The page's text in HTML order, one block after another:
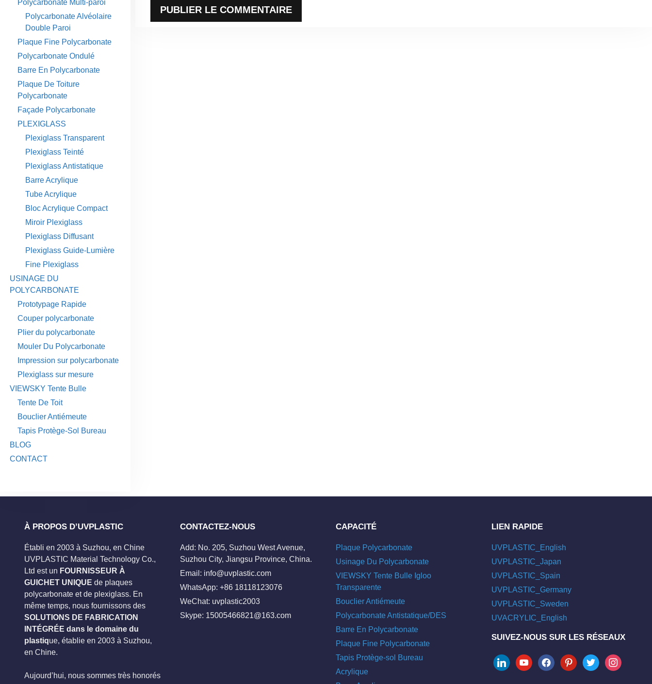
Polycarbonate Multi-paroi
Polycarbonate Alvéolaire
Double Paroi
Plaque Fine Polycarbonate
Polycarbonate Ondulé
Barre En Polycarbonate
Plaque De Toiture
Polycarbonate
Façade Polycarbonate
PLEXIGLASS
Plexiglass Transparent
Plexiglass Teinté
Plexiglass Antistatique
Barre Acrylique
Tube Acrylique
Bloc Acrylique Compact
Miroir Plexiglass
Plexiglass Diffusant
Plexiglass Guide-Lumière
Fine Plexiglass
USINAGE DU
POLYCARBONATE
Prototypage Rapide
Couper polycarbonate
Plier du polycarbonate
Mouler Du Polycarbonate
Impression sur polycarbonate
Plexiglass sur mesure
VIEWSKY Tente Bulle
Tente De Toit
Bouclier Antiémeute
Tapis Protège-Sol Bureau
BLOG
CONTACT
À PROPOS D’UVPLASTIC
Établi en 2003 à Suzhou, en Chine
UVPLASTIC Material Technology Co.,
Ltd est un FOURNISSEUR À
GUICHET UNIQUE de plaques
polycarbonate et de plexiglass. En
même temps, nous fournissons des
SOLUTIONS DE FABRICATION
INTÉGRÉE dans le domaine du
plastique, établie en 2003 à Suzhou,
en Chine.
Aujourd’hui, nous sommes très honorés
CONTACTEZ-NOUS
Add: No. 205, Suzhou West Avenue,
Suzhou City, Jiangsu Province, China.
Email: info@uvplastic.com
WhatsApp: +86 18118123076
WeChat: uvplastic2003
Skype: 15005466821@163.com
CAPACITÉ
Plaque Polycarbonate
Usinage Du Polycarbonate
VIEWSKY Tente Bulle Igloo
Transparente
Bouclier Antiémeute
Polycarbonate Antistatique/DES
Barre En Polycarbonate
Plaque Fine Polycarbonate
Tapis Protège-sol Bureau
Acrylique
LIEN RAPIDE
UVPLASTIC_English
UVPLASTIC_Japan
UVPLASTIC_Spain
UVPLASTIC_Germany
UVPLASTIC_Sweden
UVACRYLIC_English
SUIVEZ-NOUS SUR LES RÉSEAUX
linkedinyoutubefacebookpinteresttwitter instagram